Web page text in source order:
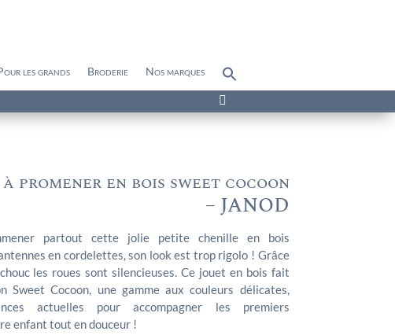
les grands Broderie Nos marques
for:

promener en bois sweet cocoon
– JANOD
partout cette jolie petite chenille en bois
en cordelettes, son look est trop rigolo ! Grâce
les roues sont silencieuses. Ce jouet en bois fait
Sweet Cocoon, une gamme aux couleurs délicates,
actuelles pour accompagner les premiers
enfant tout en douceur !